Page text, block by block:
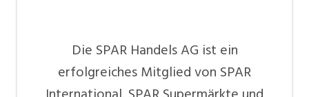
Die SPAR Handels AG ist ein
erfolgreiches Mitglied von SPAR